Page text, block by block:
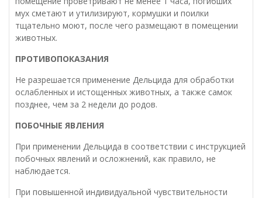
мух сметают и утилизируют, кормушки и поилки
тщательно моют, после чего размещают в помещении
животных.
ПРОТИВОПОКАЗАНИЯ
Не разрешается применение Дельцида для обработки
ослабленных и истощенных животных, а также самок
позднее, чем за 2 недели до родов.
ПОБОЧНЫЕ ЯВЛЕНИЯ
При применении Дельцида в соответствии с инструкцией
побочных явлений и осложнений, как правило, не
наблюдается.
При повышенной индивидуальной чувствительности